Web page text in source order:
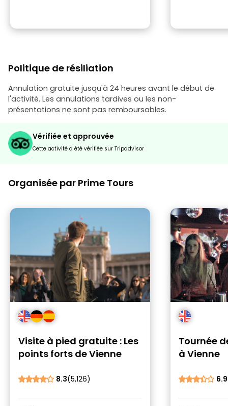
Politique de résiliation
Annulation gratuite jusqu'à 24 heures avant le début de
l'activité. Les annulations tardives ou les non-
présentations ne sont pas remboursables.
Vérifiée et approuvée
Cette activité a été vérifiée sur Tripadvisor
Organisée par Prime Tours
Visite à pied gratuite : Les
points forts de Vienne
8.3(5,126)
Tournée
à Vienne
6.9